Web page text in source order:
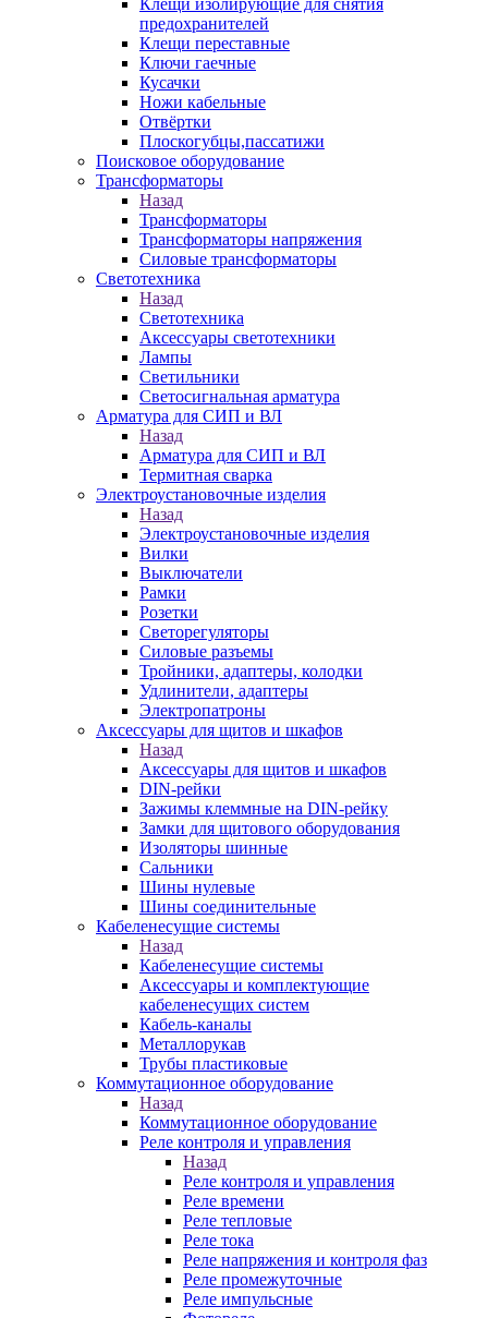
Клещи изолирующие для снятия
предохранителей
Клещи переставные
Ключи гаечные
Кусачки
Ножи кабельные
Отвёртки
Плоскогубцы,пассатижи
Поисковое оборудование
Трансформаторы
Назад
Трансформаторы
Трансформаторы напряжения
Силовые трансформаторы
Светотехника
Назад
Светотехника
Аксессуары светотехники
Лампы
Светильники
Светосигнальная арматура
Арматура для СИП и ВЛ
Назад
Арматура для СИП и ВЛ
Термитная сварка
Электроустановочные изделия
Назад
Электроустановочные изделия
Вилки
Выключатели
Рамки
Розетки
Светорегуляторы
Силовые разъемы
Тройники, адаптеры, колодки
Удлинители, адаптеры
Электропатроны
Аксессуары для щитов и шкафов
Назад
Аксессуары для щитов и шкафов
DIN-рейки
Зажимы клеммные на DIN-рейку
Замки для щитового оборудования
Изоляторы шинные
Сальники
Шины нулевые
Шины соединительные
Кабеленесущие системы
Назад
Кабеленесущие системы
Аксессуары и комплектующие
кабеленесущих систем
Кабель-каналы
Металлорукав
Трубы пластиковые
Коммутационное оборудование
Назад
Коммутационное оборудование
Реле контроля и управления
Назад
Реле контроля и управления
Реле времени
Реле тепловые
Реле тока
Реле напряжения и контроля фаз
Реле промежуточные
Реле импульсные